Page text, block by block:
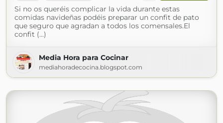
Si no os queréis complicar la vida durante estas
comidas navideñas podéis preparar un confit de pato
que seguro que agradan a todos los comensales.El
confit (...)
Media Hora para Cocinar
mediahoradecocina.blogspot.com